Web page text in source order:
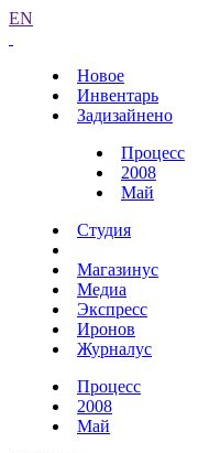
EN
Новое
Инвентарь
Задизайнено
Процесс
2008
Май
Студия
Магазинус
Медиа
Экспресс
Иронов
Журналус
Процесс
2008
Май